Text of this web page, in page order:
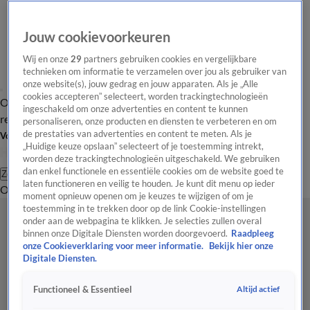
Overzicht Laatste nieuws Regionieuws Het beste van Hart
Tip de
redactie
Volg Hart van Nederland
Zoeken
OverzichtRegioUitzendingenWeerTip de redactiePanelVideo's
Jouw cookievoorkeuren
Wij en onze29 partners gebruiken cookies en vergelijkbare
technieken om informatie te verzamelen over jou als gebruiker van
onze website(s), jouw gedrag en jouw apparaten. Als je „Alle
cookies accepteren” selecteert, worden trackingtechnologieën
ingeschakeld om onze advertenties en content te kunnen
personaliseren, onze producten en diensten te verbeteren en om
de prestaties van advertenties en content te meten. Als je
„Huidige keuze opslaan” selecteert of je toestemming intrekt,
worden deze trackingtechnologieën uitgeschakeld. We gebruiken
dan enkel functionele en essentiële cookies om de website goed te
laten functioneren en veilig te houden. Je kunt dit menu op ieder
moment opnieuw openen om je keuzes te wijzigen of om je
toestemming in te trekken door op de link Cookie-instellingen
onder aan de webpagina te klikken. Je selecties zullen overal
binnen onze Digitale Diensten worden doorgevoerd. Raadpleeg
onze Cookieverklaring voor meer informatie.
Bekijk hier onze
Digitale Diensten.
Functioneel & Essentieel Altijd actief